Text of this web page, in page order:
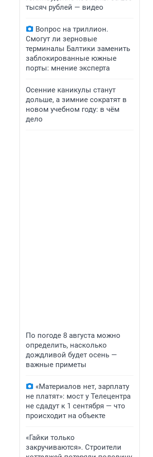
тысяч рублей — видео
Вопрос на триллион.
Смогут ли зерновые
терминалы Балтики заменить
заблокированные южные
порты: мнение эксперта
Осенние каникулы станут
дольше, а зимние сократят в
новом учебном году: в чём
дело
По погоде 8 августа можно
определить, насколько
дождливой будет осень —
важные приметы
«Материалов нет, зарплату
не платят»: мост у Телецентра
не сдадут к 1 сентября — что
происходит на объекте
«Гайки только
закручиваются». Строители